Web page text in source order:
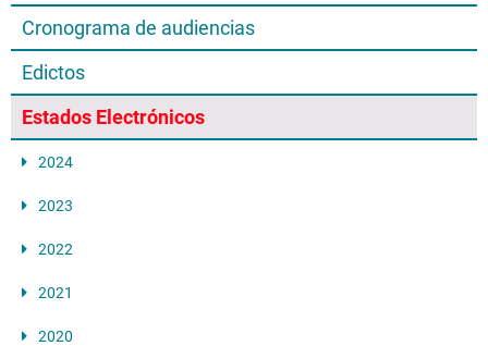
Cronograma de audiencias
Edictos
Estados Electrónicos
2024
2023
2022
2021
2020